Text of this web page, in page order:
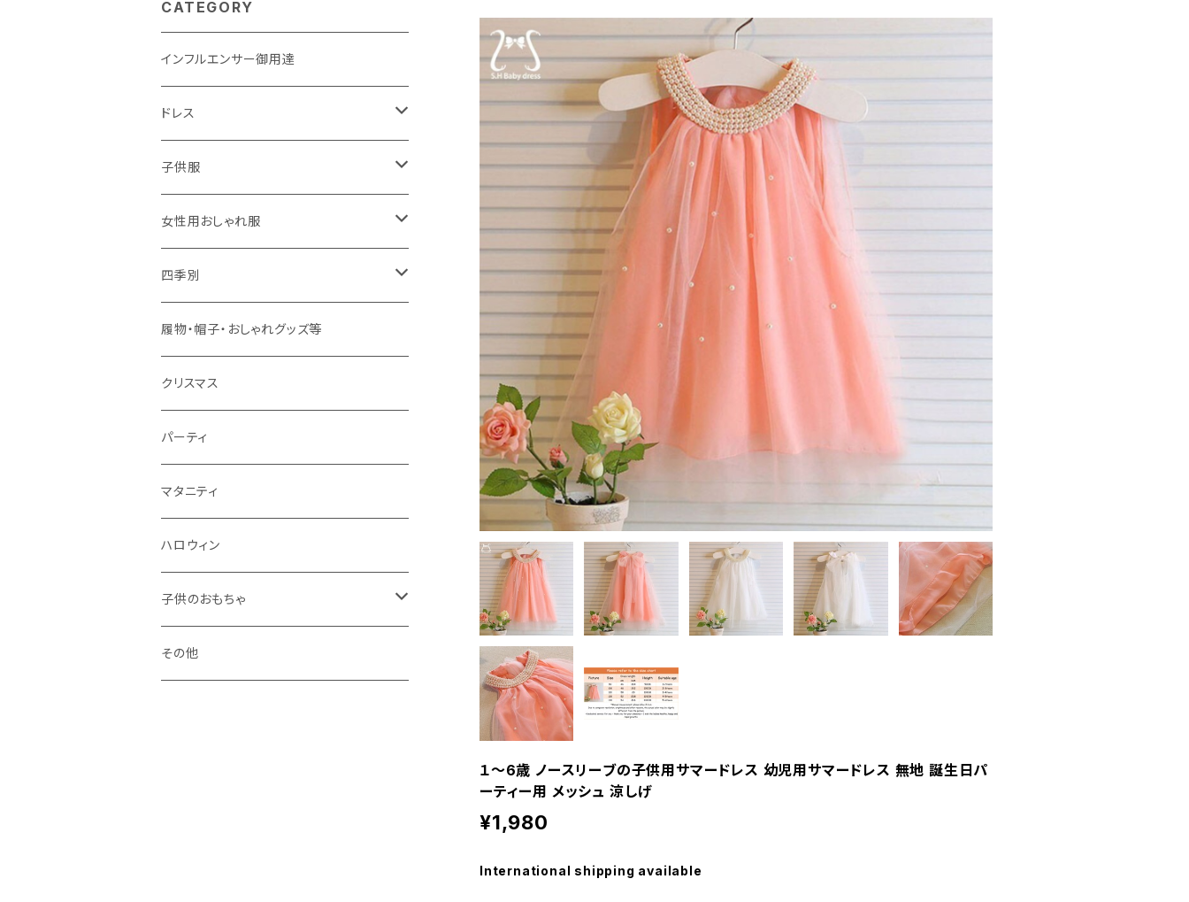
１〜6歳 ノースリーブの子供用サマードレス 幼児用サマードレス 無地 誕生日パ
ーティー用 メッシュ 涼しげ
¥1,980
International shipping available
CATEGORY
インフルエンサー御用達
ドレス
子供用
大人用
子供服
男の子用
春夏用
秋冬用
女の子用
春夏用
秋冬用
女性用おしゃれ服
ドレス
春夏用
秋冬用
四季別
春
夏
秋
冬
履物・帽子・おしゃれグッズ等
クリスマス
パーティ
マタニティ
ハロウィン
子供のおもちゃ
ブロック系
その他